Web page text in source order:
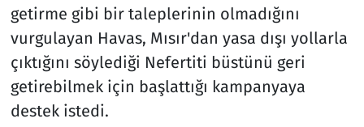
getirme gibi bir taleplerinin olmadığını
vurgulayan Havas, Mısır'dan yasa dışı yollarla
çıktığını söylediği Nefertiti büstünü geri
getirebilmek için başlattığı kampanyaya
destek istedi.